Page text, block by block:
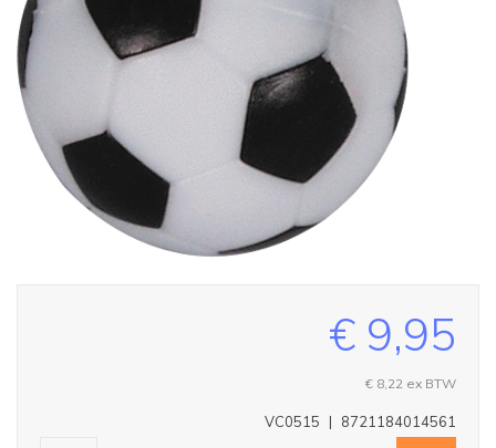
€ 9,95
€ 8,22 ex BTW
8721184014561
|
VC0515